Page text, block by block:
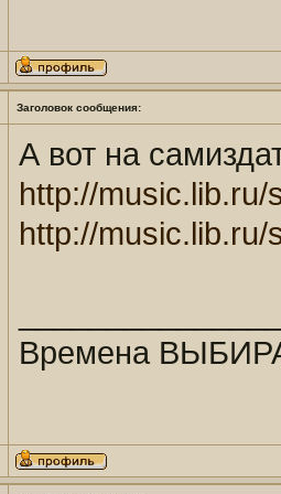
Заголовок сообщения:
А вот на
http://
http://
Времена